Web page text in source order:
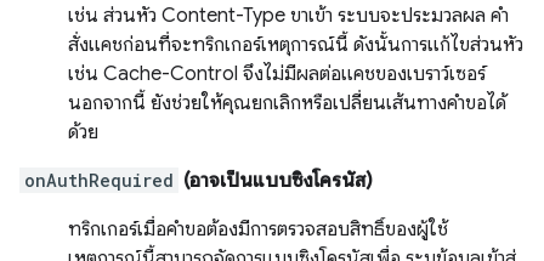
เช่น ส่วนหัว Content-Type ขาเข้า ระบบจะประมวลผล คำ
สั่งแคชก่อนที่จะทริกเกอร์เหตุการณ์นี้ ดังนั้นการแก้ไขส่วนหัว
เช่น Cache-Control จึงไม่มีผลต่อแคชของเบราว์เซอร์
นอกจากนี้ ยังช่วยให้คุณยกเลิกหรือเปลี่ยนเส้นทางคำขอได้
ด้วย
onAuthRequired (อาจเป็นแบบซิงโครนัส)
ทริกเกอร์เมื่อคำขอต้องมีการตรวจสอบสิทธิ์ของผู้ใช้